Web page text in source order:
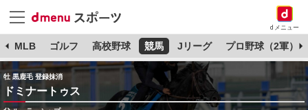
dメニュー
MLB ゴルフ 高校野球 競馬 Jリーグ プロ野球（2軍）
牡 黒鹿毛 登録抹消
ドミナートゥス